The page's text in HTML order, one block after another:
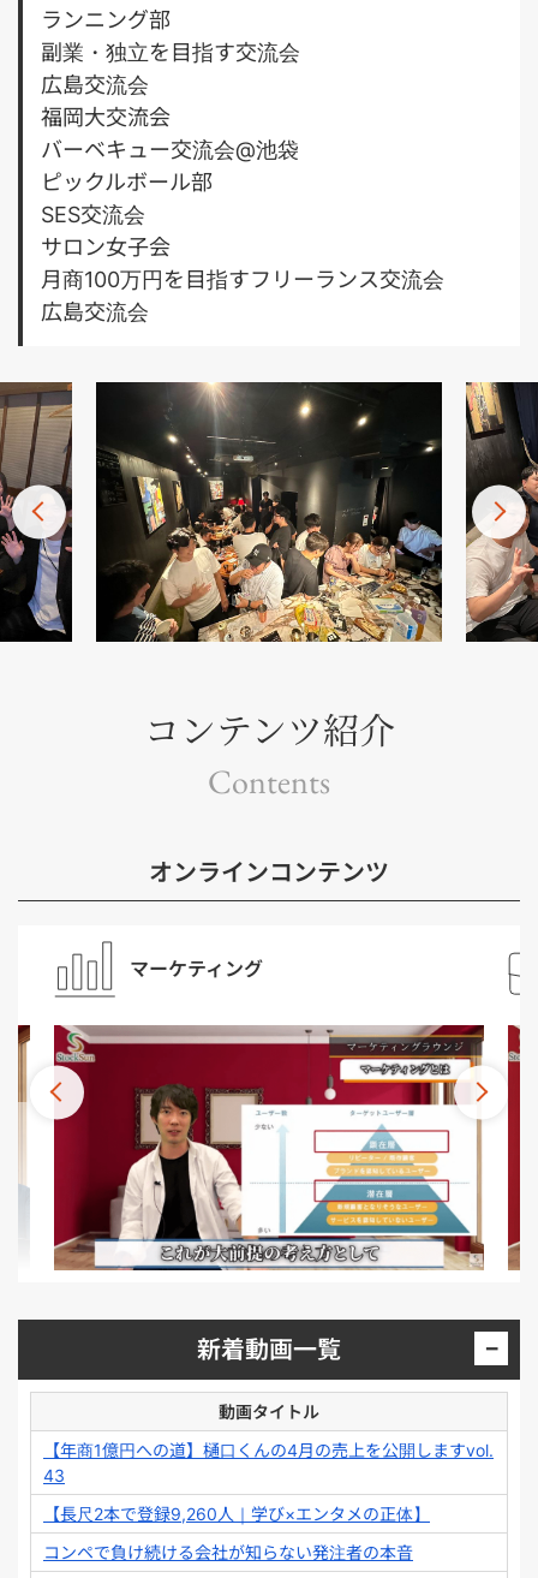
ランニング部
副業・独立を目指す交流会
広島交流会
福岡大交流会
バーベキュー交流会@池袋
ピックルボール部
SES交流会
サロン女子会
月商100万円を目指すフリーランス交流会
広島交流会
コンテンツ紹介
Contents
オンラインコンテンツ
マーケティング
新着動画一覧 −
動画タイトル
【年商1億円への道】樋口くんの4月の売上を公開しますvol.
43
【長尺2本で登録9,260人｜学び×エンタメの正体】
コンペで負け続ける会社が知らない発注者の本音